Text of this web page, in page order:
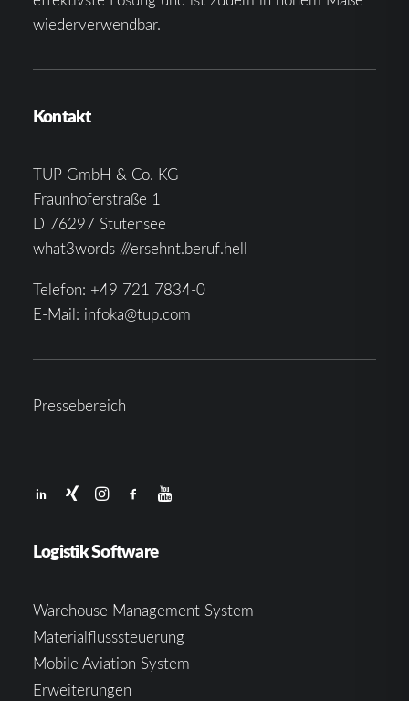
wiederverwendbar.
Kontakt
TUP GmbH & Co. KG
Fraunhoferstraße 1
D 76297 Stutensee
what3words ///ersehnt.beruf.hell
Telefon: +49 721 7834-0
E-Mail: infoka@tup.com
Pressebereich
Logistik Software
Warehouse Management System
Materialflusssteuerung
Mobile Aviation System
Erweiterungen